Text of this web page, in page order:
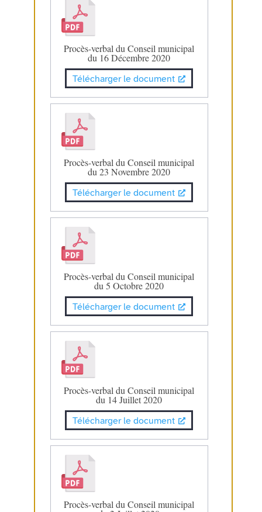
Procès-verbal du Conseil municipal
du 16 Décembre 2020
Télécharger le document
Procès-verbal du Conseil municipal
du 23 Novembre 2020
Télécharger le document
Procès-verbal du Conseil municipal
du 5 Octobre 2020
Télécharger le document
Procès-verbal du Conseil municipal
du 14 Juillet 2020
Télécharger le document
Procès-verbal du Conseil municipal